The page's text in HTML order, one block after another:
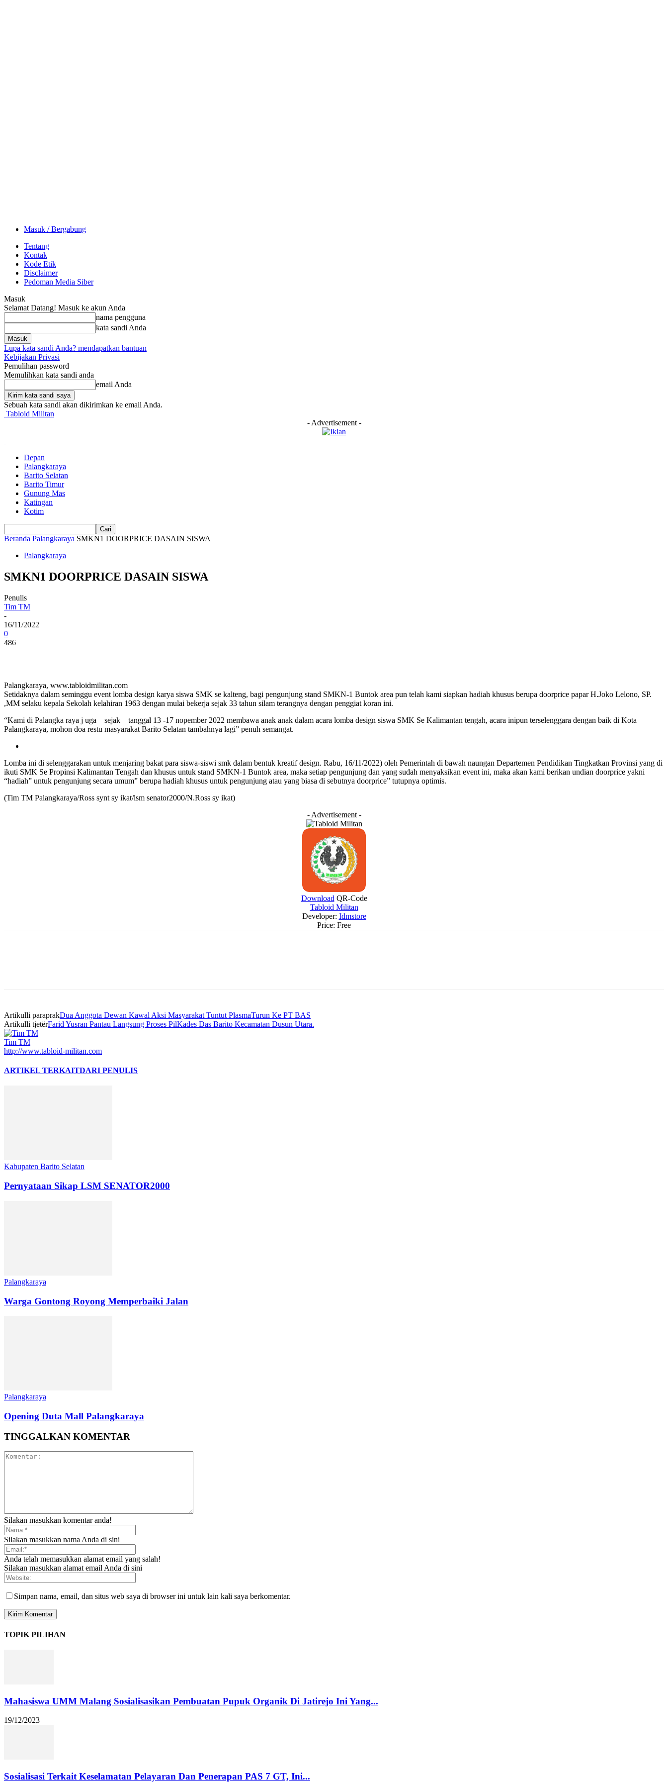
Masuk / Bergabung
Tentang
Kontak
Kode Etik
Disclaimer
Pedoman Media Siber
Masuk
Selamat Datang! Masuk ke akun Anda
nama pengguna
kata sandi Anda
Lupa kata sandi Anda? mendapatkan bantuan
Kebijakan Privasi
Pemulihan password
Memulihkan kata sandi anda
email Anda
Sebuah kata sandi akan dikirimkan ke email Anda.
Tabloid Militan
- Advertisement -
Depan
Palangkaraya
Barito Selatan
Barito Timur
Gunung Mas
Katingan
Kotim
Beranda Palangkaraya SMKN1 DOORPRICE DASAIN SISWA
Palangkaraya
SMKN1 DOORPRICE DASAIN SISWA
Penulis
Tim TM
-
16/11/2022
0
486
Palangkaraya, www.tabloidmilitan.com
Setidaknya dalam seminggu event lomba design karya siswa SMK se kalteng, bagi pengunjung stand SMKN-1 Buntok area pun telah kami siapkan hadiah khusus berupa doorprice papar H.Joko Lelono, SP.
,MM selaku kepala Sekolah kelahiran 1963 dengan mulai bekerja sejak 33 tahun silam terangnya dengan penggiat koran ini.
“Kami di Palangka raya j uga sejak tanggal 13 -17 nopember 2022 membawa anak anak dalam acara lomba design siswa SMK Se Kalimantan tengah, acara inipun terselenggara dengan baik di Kota
Palangkaraya, mohon doa restu masyarakat Barito Selatan tambahnya lagi” penuh semangat.
Lomba ini di selenggarakan untuk menjaring bakat para siswa-siswi smk dalam bentuk kreatif design. Rabu, 16/11/2022) oleh Pemerintah di bawah naungan Departemen Pendidikan Tingkatkan Provinsi yang di
ikuti SMK Se Propinsi Kalimantan Tengah dan khusus untuk stand SMKN-1 Buntok area, maka setiap pengunjung dan yang sudah menyaksikan event ini, maka akan kami berikan undian doorprice yakni
“hadiah” untuk pengunjung secara umum” berupa hadiah khusus untuk pengunjung atau yang biasa di sebutnya doorprice” tutupnya optimis.
(Tim TM Palangkaraya/Ross synt sy ikat/lsm senator2000/N.Ross sy ikat)
- Advertisement -
Download QR-Code
Tabloid Militan
Developer: Idmstore
Price: Free
Artikulli paraprakDua Anggota Dewan Kawal Aksi Masyarakat Tuntut PlasmaTurun Ke PT BAS
Artikulli tjetërFarid Yusran Pantau Langsung Proses PilKades Das Barito Kecamatan Dusun Utara.
Tim TM
http://www.tabloid-militan.com
ARTIKEL TERKAITDARI PENULIS
Kabupaten Barito Selatan
Pernyataan Sikap LSM SENATOR2000
Palangkaraya
Warga Gontong Royong Memperbaiki Jalan
Palangkaraya
Opening Duta Mall Palangkaraya
TINGGALKAN KOMENTAR
Silakan masukkan komentar anda!
Silakan masukkan nama Anda di sini
Anda telah memasukkan alamat email yang salah!
Silakan masukkan alamat email Anda di sini
Simpan nama, email, dan situs web saya di browser ini untuk lain kali saya berkomentar.
TOPIK PILIHAN
Mahasiswa UMM Malang Sosialisasikan Pembuatan Pupuk Organik Di Jatirejo Ini Yang...
19/12/2023
Sosialisasi Terkait Keselamatan Pelayaran Dan Penerapan PAS 7 GT, Ini...